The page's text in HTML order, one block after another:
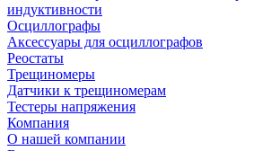
индуктивности
Осциллографы
Аксессуары для осциллографов
Реостаты
Трещиномеры
Датчики к трещиномерам
Тестеры напряжения
Компания
О нашей компании